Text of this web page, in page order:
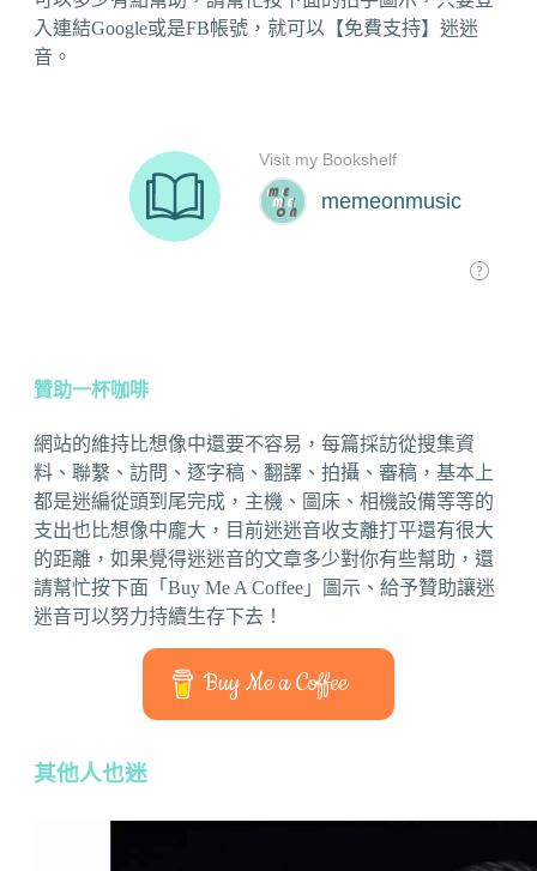
入連結Google或是FB帳號，就可以【免費支持】迷迷
音。
贊助一杯咖啡
網站的維持比想像中還要不容易，每篇採訪從搜集資
料、聯繫、訪問、逐字稿、翻譯、拍攝、審稿，基本上
都是迷編從頭到尾完成，主機、圖床、相機設備等等的
支出也比想像中龐大，目前迷迷音收支離打平還有很大
的距離，如果覺得迷迷音的文章多少對你有些幫助，還
請幫忙按下面「Buy Me A Coffee」圖示、給予贊助讓迷
迷音可以努力持續生存下去！
Buy Me a Coffee
其他人也迷